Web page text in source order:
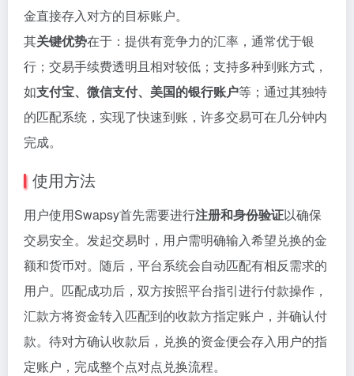
金直接存入对方的目标账户。
其关键优势在于：提供有竞争力的汇率，通常优于银
行；交易手续费透明且相对较低；支持多种到账方式，
如支付宝、微信支付、美国的银行账户等；通过其独特
的匹配系统，实现了快速到账，许多交易可在几分钟内
完成。
使用方法
用户使用Swapsy首先需要进行注册和身份验证以确保
交易安全。发起交易时，用户需明确输入希望兑换的金
额和货币对。随后，平台系统会自动匹配有相反需求的
用户。匹配成功后，双方按照平台指引进行付款操作，
汇款方将资金转入匹配到的收款方指定账户，并确认付
款。待对方确认收款后，兑换的资金便会存入用户的指
定账户，完成整个点对点兑换流程。